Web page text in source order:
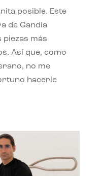
posible. Este
de Gandia
piezas más
Así que, como
no me
hacerle